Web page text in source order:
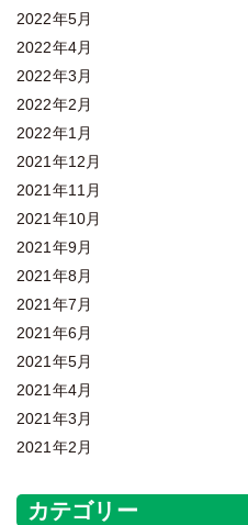
2022年5月
2022年4月
2022年3月
2022年2月
2022年1月
2021年12月
2021年11月
2021年10月
2021年9月
2021年8月
2021年7月
2021年6月
2021年5月
2021年4月
2021年3月
2021年2月
カテゴリー